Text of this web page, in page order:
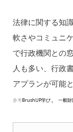
法律に関する知
軟さやコミュニ
で行政機関との
人も多い、行政
アプランが可能
参考BrushUP学び、 一般